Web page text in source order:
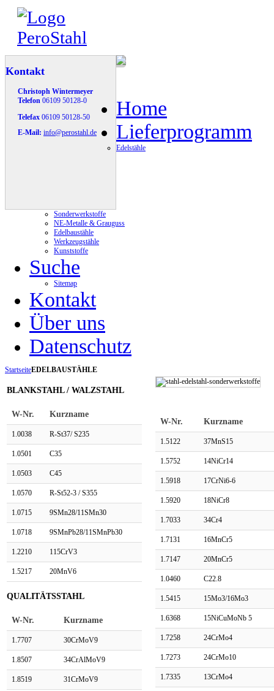
Kontakt
Christoph Wintermeyer
Telefon 06109 50128-0
Telefax 06109 50128-50
E-Mail: info@perostahl.de
Home
Lieferprogramm
Edelstähle
Sonderwerkstoffe
NE-Metalle & Grauguss
Edelbaustähle
Werkzeugstähle
Kunststoffe
Suche
Sitemap
Kontakt
Über uns
Datenschutz
StartseiteEDELBAUSTÄHLE
BLANKSTAHL / WALZSTAHL
W-Nr. Kurzname
1.0038 R-St37/ S235
1.0501 C35
1.0503 C45
1.0570 R-St52-3 / S355
1.0715 9SMn28/11SMn30
1.0718 9SMnPb28/11SMnPb30
1.2210 115CrV3
1.5217 20MnV6
QUALITÄTSSTAHL
W-Nr. Kurzname
1.7707 30CrMoV9
1.8507 34CrAlMoV9
1.8519 31CrMoV9
W-Nr. Kurzname
1.5122 37MnS15
1.5752 14NiCr14
1.5918 17CrNi6-6
1.5920 18NiCr8
1.7033 34Cr4
1.7131 16MnCr5
1.7147 20MnCr5
1.0460 C22.8
1.5415 15Mo3/16Mo3
1.6368 15NiCuMoNb 5
1.7258 24CrMo4
1.7273 24CrMo10
1.7335 13CrMo4